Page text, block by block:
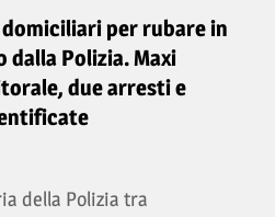
per rubare in
dalla Polizia. Maxi
due arresti e
della Polizia tra